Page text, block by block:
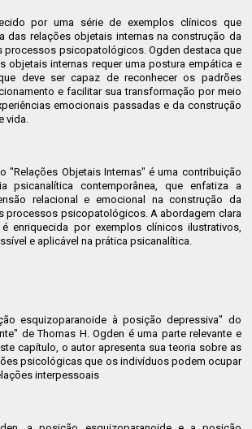
por uma série de exemplos clínicos que
das relações objetais internas na construção da
processos psicopatológicos. Ogden destaca que
objetais internas requer uma postura empática e
deve ser capaz de reconhecer os padrões
e facilitar sua transformação por meio
emocionais passadas e da construção
vida.
"Relações Objetais Internas" é uma contribuição
psicanalítica contemporânea, que enfatiza a
relacional e emocional na construção da
processos psicopatológicos. A abordagem clara
enriquecida por exemplos clínicos ilustrativos,
e aplicável na prática psicanalítica.
esquizoparanoide à posição depressiva" do
de Thomas H. Ogden é uma parte relevante e
capítulo, o autor apresenta sua teoria sobre as
psicológicas que os indivíduos podem ocupar
interpessoais